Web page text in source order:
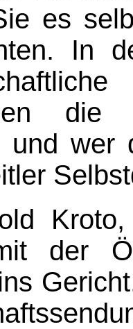
es
In
die
und wer
Kroto,
der